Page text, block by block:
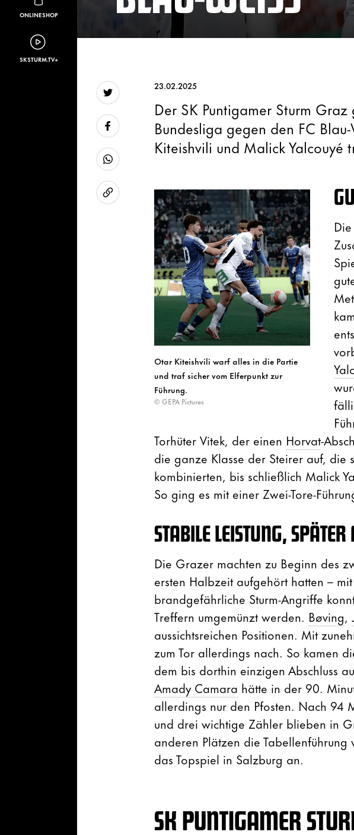
ONLINESHOP
SKSTURM.TV+
URL kopieren
23.02.2025
Der SK Puntigamer Sturm
Bundesliga gegen den FC
Kiteishvili und Malick Yalcouyé
Otar Kiteishvili warf alles in die Partie
und traf sicher vom Elferpunkt zur
Führung.
© GEPA Pictures
Torhüter Vitek, der einen Horvat-
die ganze Klasse der Steirer auf, die
kombinierten, bis schließlich Malick
So ging es mit einer Zwei-Tore-
STABILE LEISTUNG, SPÄTER
Die Grazer machten zu Beginn des
ersten Halbzeit aufgehört hatten –
brandgefährliche Sturm-Angriffe
Treffern umgemünzt werden. Bøving,
aussichtsreichen Positionen. Mit
zum Tor allerdings nach. So kamen
dem bis dorthin einzigen Abschluss
Amady Camara hätte in der 90.
allerdings nur den Pfosten. Nach 94
und drei wichtige Zähler blieben in
anderen Plätzen die
das Topspiel in Salzburg an.
SK PUNTIGAMER